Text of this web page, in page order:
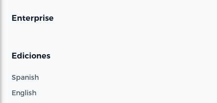
Enterprise
Ediciones
Spanish
English